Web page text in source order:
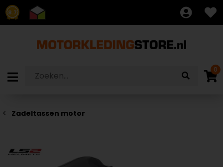
8.7
0
Zadeltassen motor